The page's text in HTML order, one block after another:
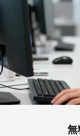
無